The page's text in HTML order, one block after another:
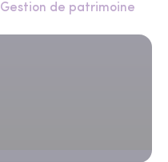
Gestion de patrimoine